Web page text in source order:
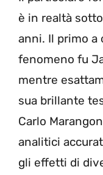
è in realtà
anni. Il primo a
fenomeno fu
mentre
sua brillante
Carlo
analitici
gli effetti di